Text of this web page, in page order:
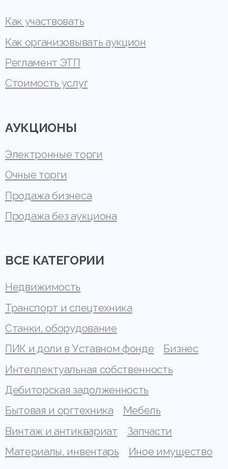
Как участвовать
Как организовывать аукцион
Регламент ЭТП
Стоимость услуг
АУКЦИОНЫ
Электронные торги
Очные торги
Продажа бизнеса
Продажа без аукциона
ВСЕ КАТЕГОРИИ
Недвижимость
Транспорт и спецтехника
Станки, оборудование
ПИК и доли в Уставном фонде
Бизнес
Интеллектуальная собственность
Дебиторская задолженность
Бытовая и оргтехника
Мебель
Винтаж и антиквариат
Запчасти
Материалы, инвентарь
Иное имущество